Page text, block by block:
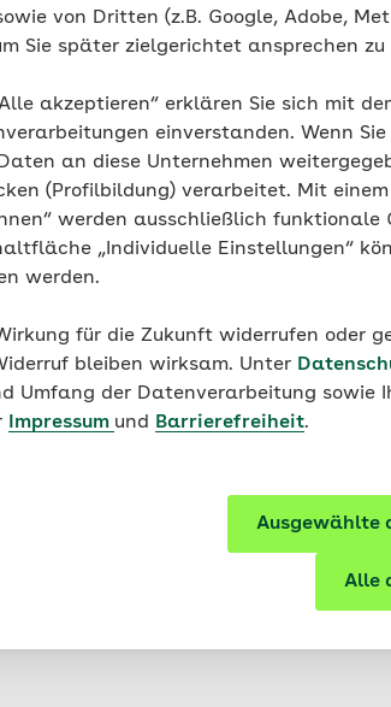
von Dritten (z.B. Google, Adobe,
Sie später zielgerichtet ansprechen zu
akzeptieren“ erklären Sie sich mit
einverstanden. Wenn
an diese Unternehmen
(Profilbildung) verarbeitet. Mit
werden ausschließlich funktionale
„Individuelle Einstellungen“
werden.
für die Zukunft widerrufen oder
bleiben wirksam. Unter
Umfang der Datenverarbeitung sowie
Impressum und Barrierefreiheit.
Ausgewählte
Alle
respektiert werden, eine
das eigene Verhalten in Bezug auf
anderen die gleichen Rechte
hin, dass Respekt dazu beitragen
zu verringern. Ein durch Respekt
Kinder, die ihre eigenen Wert
und ihre Definition: